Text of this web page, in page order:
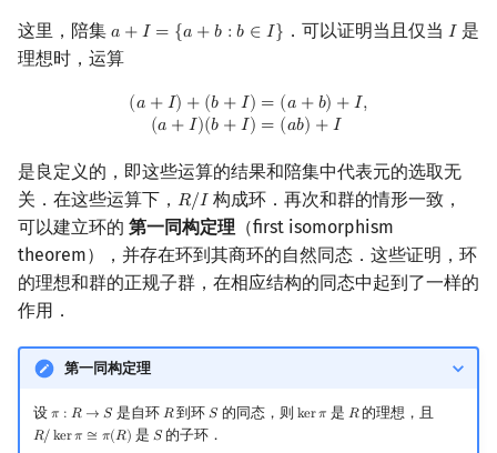
这里，陪集 𝑎 +𝐼 = {𝑎 +𝑏 : 𝑏 ∈ 𝐼}
a +I={ a+ b:b ∈ I} ．可以证明当且仅当 𝐼
I是
理想时，运算
(𝑎 +𝐼) + (𝑏 +𝐼) = (𝑎 +𝑏) +𝐼,
(𝑎 +𝐼)(𝑏 +𝐼) = (𝑎𝑏) +𝐼
+I) +(b+I )= a+ b) + I (a +I)( b+I) =(ab
是良定义的，即这些运算的结果和陪集中代表元的选取无
关．在这些运算下， 𝑅/𝐼
R/I 构成环．再次和群的情形一致，
可以建立环的 第一同构定理 （first isomorphism
theorem），并存在环到其商环的自然同态．这些证明，环
的理想和群的正规子群，在相应结构的同态中起到了一样的
作用．
第一同构定理
设 𝜋 : 𝑅 → 𝑆
π R→ S 是自环 𝑅
R到环𝑆
S的同态，则 ker𝜋
kerπ 是 𝑅
R的理想，且
𝑅/ ker𝜋 ≅ 𝜋(𝑅)
R/ kerπ≅π (R) 是 𝑆
S的子环．